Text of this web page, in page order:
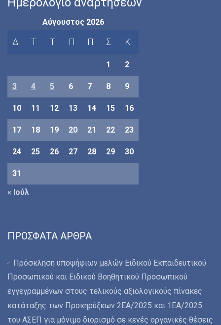
Αύγουστος 2026
Δ Τ Τ Π Π Σ Κ
1 2
3 4 5 6 7 8 9
10 11 12 13 14 15 16
17 18 19 20 21 22 23
24 25 26 27 28 29 30
31
« Ιούλ
ΠΡΌΣΦΑΤΑ ΆΡΘΡΑ
Πρόσκληση υποψήφιων μελών Ειδικού Εκπαιδευτικού
Προσωπικού και Ειδικού Βοηθητικού Προσωπικού
εγγεγραμμένων στους τελικούς αξιολογικούς πίνακες
κατάταξης των Προκηρύξεων 2ΕΑ/2025 και 1ΕΑ/2025
του ΑΣΕΠ για μόνιμο διορισμό σε κενές οργανικές θέσεις